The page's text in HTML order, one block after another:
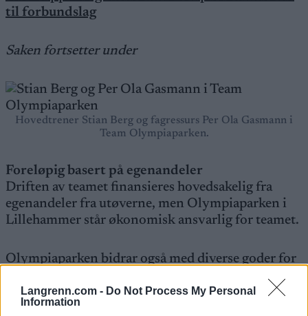
Langrenn.com - Do Not Process My Personal
Information
til forbundslag
Saken fortsetter under
Hovedtrener Stian Berg og fagressurs Per Ola Gasmann i
Team Olympiaparken.
Foreløpig basert på egenandeler
Driften av teamet finansieres hovedsakelig fra
egenandeler fra utøverne, men Olympiaparken i
Lillehammer står økonomisk ansvarlig for teamet.
Olympiaparken bidrar også med diverse goder for
alle utøverne i form av dekking av samlingsdøgn,
treningskort i Håkonshall, tilgang til basisrom og
stormøllebruk, samt parkeringstillatelser i